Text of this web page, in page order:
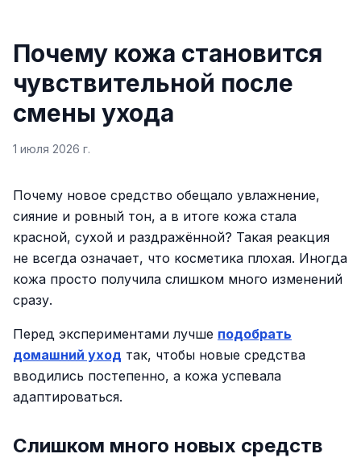
Почему кожа становится
чувствительной после
смены ухода
1 июля 2026 г.
Почему новое средство обещало увлажнение,
сияние и ровный тон, а в итоге кожа стала
красной, сухой и раздражённой? Такая реакция
не всегда означает, что косметика плохая. Иногда
кожа просто получила слишком много изменений
сразу.
Перед экспериментами лучше подобрать
домашний уход так, чтобы новые средства
вводились постепенно, а кожа успевала
адаптироваться.
Слишком много новых средств